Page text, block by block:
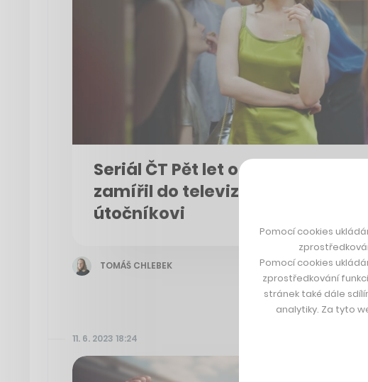
Seriál ČT Pět let o tématu
zamířil do televize. Budí
útočníkovi
TOMÁŠ CHLEBEK
11. 6. 2023 18:24
Pomocí cookies
Pomocí cookies
zprostředkování
stránek také dále
analytiky. Za tyto